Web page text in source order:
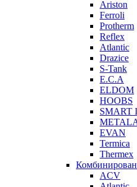
Ariston
Ferroli
Protherm
Reflex
Atlantic
Drazice
S-Tank
E.C.A
ELDOM
HOOBS
SMART
EVAN
Termica
Thermex
ACV